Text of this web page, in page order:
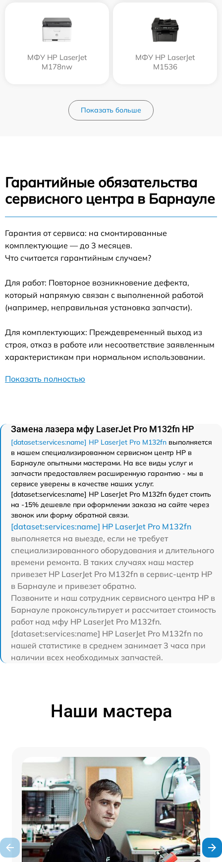
МФУ HP LaserJet
M178nw
МФУ HP LaserJet
M1536
Показать больше
Гарантийные обязательства
сервисного центра в Барнауле
Гарантия от сервиса: на смонтированные
комплектующие — до 3 месяцев.
Что считается гарантийным случаем?
Для работ: Повторное возникновение дефекта,
который напрямую связан с выполненной работой
(например, неправильная установка запчасти).
Для комплектующих: Преждевременный выход из
строя, отказ в работе или несоответствие заявленным
характеристикам при нормальном использовании.
Показать полностью
Замена лазера мфу LaserJet Pro M132fn HP
[dataset:services:name] HP LaserJet Pro M132fn выполняется
в нашем специализированном сервисном центр HP в
Барнауле опытными мастерами. На все виды услуг и
запчасти предоставляем расширенную гарантию - мы в
сервисе уверены в качестве наших услуг.
[dataset:services:name] HP LaserJet Pro M132fn будет стоить
на -15% дешевле при оформлении заказа на сайте через
звонок или форму обратной связи.
[dataset:services:name] HP LaserJet Pro M132fn
выполняется на выезде, если не требует
специализированного оборудования и длительного
времени ремонта. В таких случаях наш мастер
привезет HP LaserJet Pro M132fn в сервис-центр HP
в Барнауле и привезет обратно.
Позвоните и наш сотрудник сервисного центра HP в
Барнауле проконсультирует и рассчитает стоимость
работ над мфу HP LaserJet Pro M132fn.
[dataset:services:name] HP LaserJet Pro M132fn по
нашей статистике в среднем занимает 3 часа при
наличии всех необходимых запчастей.
Наши мастера